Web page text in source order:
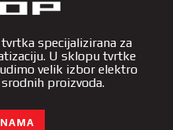
specijalizirana za
U sklopu tvrtke
velik izbor elektro
proizvoda.